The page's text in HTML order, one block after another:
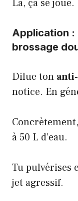
Là, ça se joue.
Application :
brossage
Dilue ton
notice. En
à 50 L d’eau.
Tu pulvérises
jet agressif.